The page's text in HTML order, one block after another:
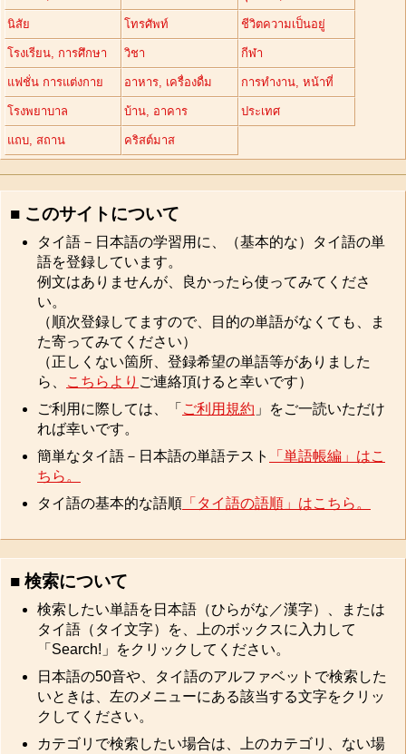
นิสัย โทรศัพท์ ชีวิตความเป็นอยู่
โรงเรียน, การศึกษา วิชา กีฬา
แฟชั่น การแต่งกาย อาหาร, เครื่องดื่ม การทำงาน, หน้าที่
โรงพยาบาล บ้าน, อาคาร ประเทศ
แถบ, สถาน คริสต์มาส
■ このサイトについて
タイ語－日本語の学習用に、（基本的な）タイ語の単
語を登録しています。
例文はありませんが、良かったら使ってみてくださ
い。
（順次登録してますので、目的の単語がなくても、ま
た寄ってみてください）
（正しくない箇所、登録希望の単語等がありました
ら、
こちらより ご連絡頂けると幸いです）
ご利用に際しては、「 ご利用規約 」をご一読いただけ
れば幸いです。
簡単なタイ語－日本語の単語テスト
「単語帳編」はこ
ちら。
タイ語の基本的な語順 「タイ語の語順」はこちら。
■ 検索について
検索したい単語を日本語（ひらがな／漢字）、または
タイ語（タイ文字）を、上のボックスに入力して
「Search!」をクリックしてください。
日本語の50音や、タイ語のアルファベットで検索した
いときは、左のメニューにある該当する文字をクリッ
クしてください。
カテゴリで検索したい場合は、上のカテゴリ、ない場